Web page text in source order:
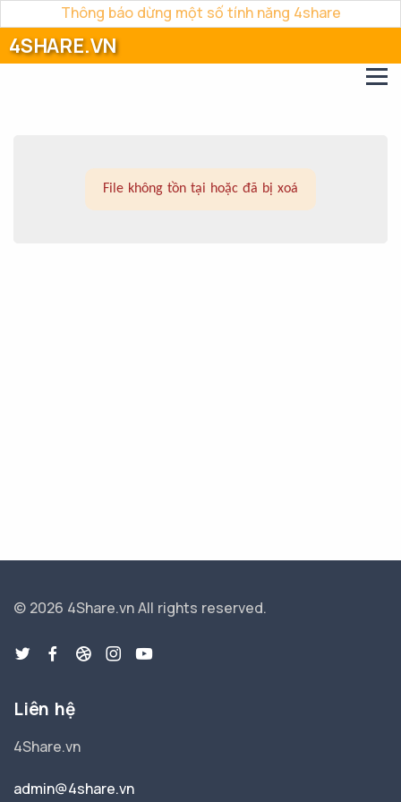
Thông báo dừng một số tính năng 4share
4SHARE.VN
File không tồn tại hoặc đã bị xoá
© 2026 4Share.vnAll rights reserved.
Liên hệ
4Share.vn
admin@4share.vn